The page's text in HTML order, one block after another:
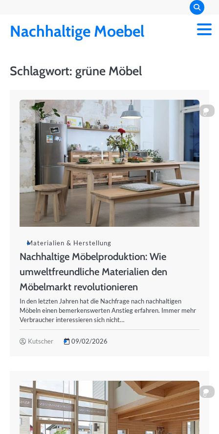
content
Nachhaltige Moebel
Schlagwort: grüne Möbel
0
Materialien & Herstellung
Nachhaltige Möbelproduktion: Wie
umweltfreundliche Materialien den
Möbelmarkt revolutionieren
In den letzten Jahren hat die Nachfrage nach nachhaltigen
Möbeln einen bemerkenswerten Anstieg erfahren. Immer mehr
Verbraucher interessieren sich nicht…
Kutscher 09/02/2026
0